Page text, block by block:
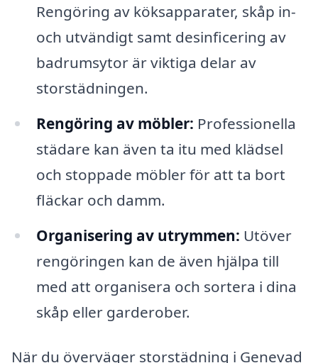
Rengöring av köksapparater, skåp in-
och utvändigt samt desinficering av
badrumsytor är viktiga delar av
storstädningen.
Rengöring av möbler: Professionella
städare kan även ta itu med klädsel
och stoppade möbler för att ta bort
fläckar och damm.
Organisering av utrymmen: Utöver
rengöringen kan de även hjälpa till
med att organisera och sortera i dina
skåp eller garderober.
När du överväger storstädning i Genevad